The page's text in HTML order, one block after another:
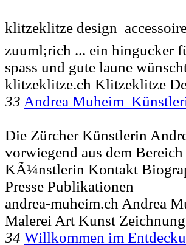
klitzeklitze design 
zuuml;rich ... ein hingucker
spass und gute laune
klitzeklitze.ch Klitzeklitze
33 Andrea Muheim
Die Zürcher Künstlerin
vorwiegend aus dem
KÃ¼nstlerin Kontakt
Presse Publikationen
andrea-muheim.ch Andrea
Malerei Art Kunst Zeichnung
34 Willkommen im